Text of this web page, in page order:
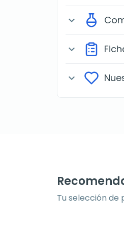
expand_more
expand_more
expand_more
Tu selección de